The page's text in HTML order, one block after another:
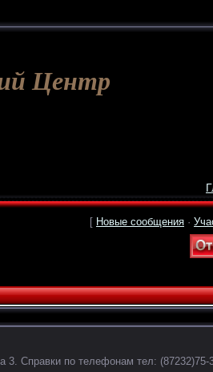
Центр
[ Новые сообщения ·
Справки по телефонам тел: (87232)75-